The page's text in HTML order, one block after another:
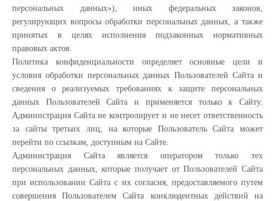
персональных данных»), иных федеральных законов,
регулирующих вопросы обработки персональных данных, а также
принятых в целях исполнения подзаконных нормативных
правовых актов.
Политика конфиденциальности определяет основные цели и
условия обработки персональных данных Пользователей Сайта и
сведения о реализуемых требованиях к защите персональных
данных Пользователей Сайта и применяется только к Сайту.
Администрация Сайта не контролирует и не несет ответственность
за сайты третьих лиц, на которые Пользователь Сайта может
перейти по ссылкам, доступным на Сайте.
Администрация Сайта является оператором только тех
персональных данных, которые получает от Пользователей Сайта
при использовании Сайта с их согласия, предоставляемого путем
совершения Пользователем Сайта конклюдентных действий на